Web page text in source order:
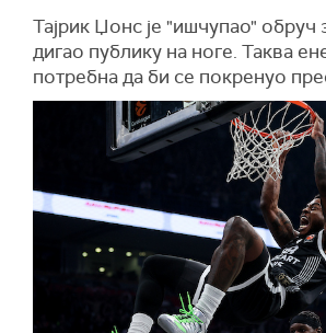
Тајрик Џонс је "ишчупао" обруч
дигао публику на ноге. Таква
потребна да би се покренуо